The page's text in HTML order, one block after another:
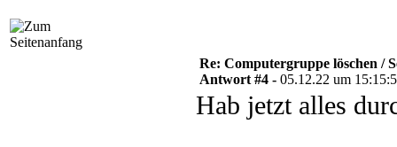
Re: Computergruppe löschen /
Antwort #4 - 05.12.22 um
Hab jetzt alles